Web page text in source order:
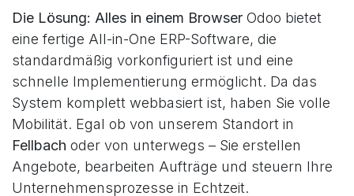
Die Lösung: Alles in einem Browser Odoo bietet
eine fertige All-in-One ERP-Software, die
standardmäßig vorkonfiguriert ist und eine
schnelle Implementierung ermöglicht. Da das
System komplett webbasiert ist, haben Sie volle
Mobilität. Egal ob von unserem Standort in
Fellbach oder von unterwegs – Sie erstellen
Angebote, bearbeiten Aufträge und steuern Ihre
Unternehmensprozesse in Echtzeit.